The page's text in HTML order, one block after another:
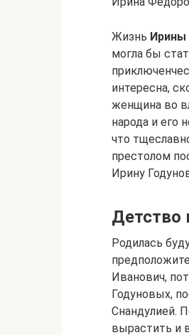
Жизнь Ирины
могла бы
интересна,
женщина во
народа и его
что
престолом
Ирину
Детство
Родилась
Иванович,
Годуновых,
Снандулией.
вырастить и